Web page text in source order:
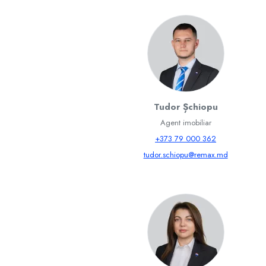
Tudor Șchiopu
Agent imobiliar
+373 79 000 362
tudor.schiopu@remax.md